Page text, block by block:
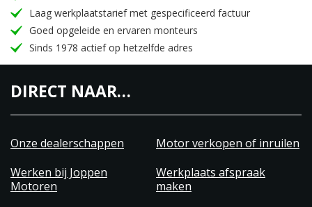
Laag werkplaatstarief met gespecificeerd factuur
Goed opgeleide en ervaren monteurs
Sinds 1978 actief op hetzelfde adres
DIRECT NAAR…
Onze dealerschappen
Motor verkopen of inruilen
Werken bij Joppen
Motoren
Werkplaats afspraak
maken